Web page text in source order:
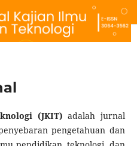
(JKIT) adalah jurnal
pengetahuan dan